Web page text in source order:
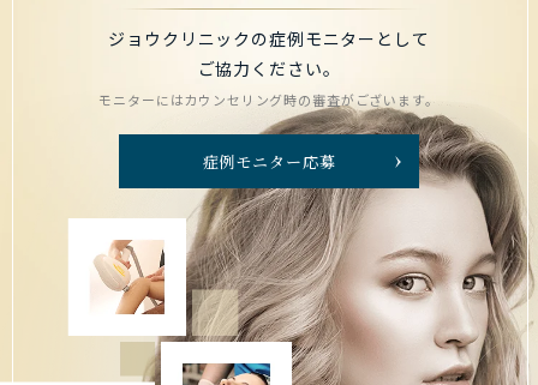
ジョウクリニックの症例モニターとして
ご協力ください。
モニターにはカウンセリング時の審査がございます。
症例モニター応募